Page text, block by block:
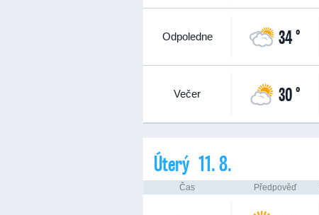
Odpoledne 34 °
Večer 30 °
Úterý 11. 8.
Čas Předpověď